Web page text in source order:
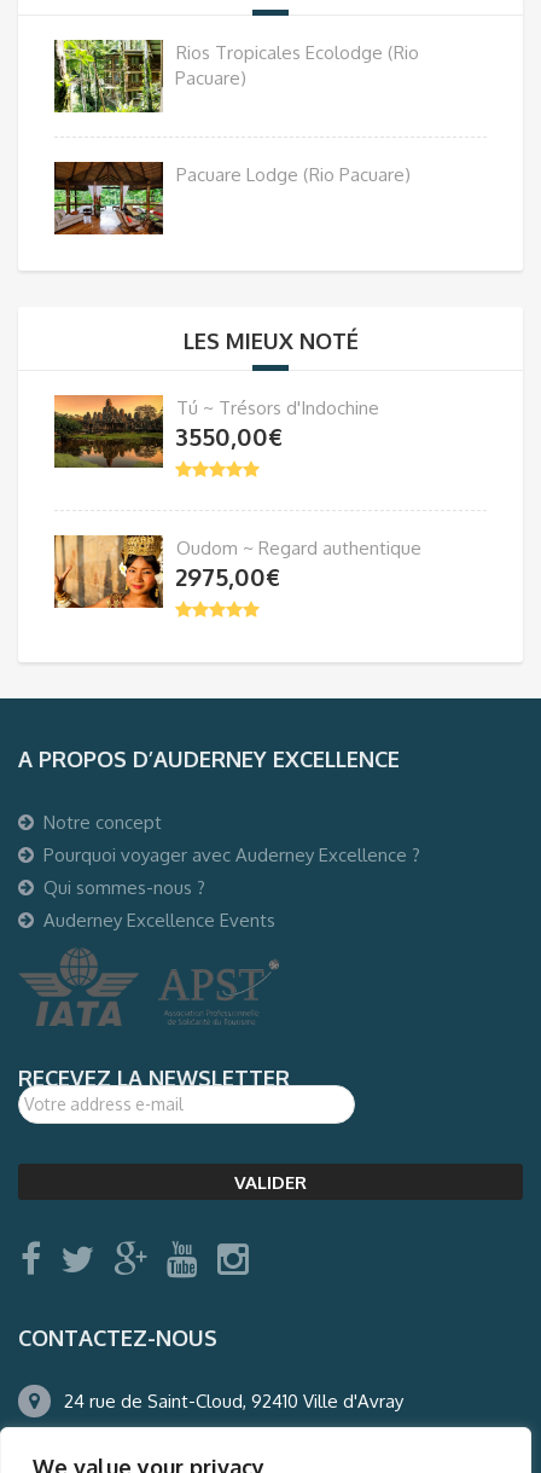
We value your privacy
Rios Tropicales Ecolodge (Rio
Pacuare)
Pacuare Lodge (Rio Pacuare)
LES MIEUX NOTÉ
Tú ~ Trésors d'Indochine
3550,00€
Oudom ~ Regard authentique
2975,00€
A PROPOS D’AUDERNEY EXCELLENCE
Notre concept
Pourquoi voyager avec Auderney Excellence ?
Qui sommes-nous ?
Auderney Excellence Events
RECEVEZ LA NEWSLETTER
CONTACTEZ-NOUS
24 rue de Saint-Cloud, 92410 Ville d'Avray